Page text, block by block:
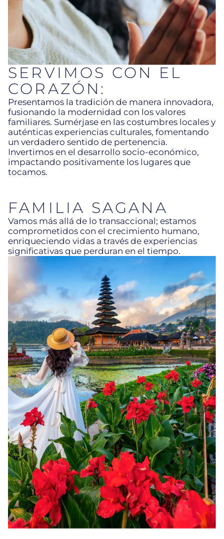
SERVIMOS CON EL
CORAZÓN:
Presentamos la tradición de manera innovadora,
fusionando la modernidad con los valores
familiares. Sumérjase en las costumbres locales y
auténticas experiencias culturales, fomentando
un verdadero sentido de pertenencia.
Invertimos en el desarrollo socio-económico,
impactando positivamente los lugares que
tocamos.
FAMILIA SAGANA
Vamos más allá de lo transaccional; estamos
comprometidos con el crecimiento humano,
enriqueciendo vidas a través de experiencias
significativas que perduran en el tiempo.